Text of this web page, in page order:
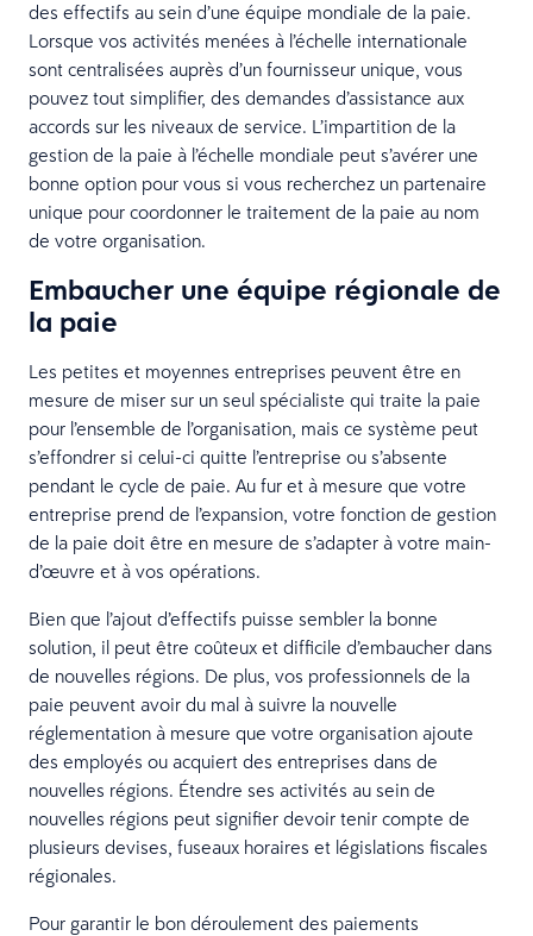
des effectifs au sein d’une équipe mondiale de la paie.
Lorsque vos activités menées à l’échelle internationale
sont centralisées auprès d’un fournisseur unique, vous
pouvez tout simplifier, des demandes d’assistance aux
accords sur les niveaux de service. L’impartition de la
gestion de la paie à l’échelle mondiale peut s’avérer une
bonne option pour vous si vous recherchez un partenaire
unique pour coordonner le traitement de la paie au nom
de votre organisation.
Embaucher une équipe régionale de
la paie
Les petites et moyennes entreprises peuvent être en
mesure de miser sur un seul spécialiste qui traite la paie
pour l’ensemble de l’organisation, mais ce système peut
s’effondrer si celui-ci quitte l’entreprise ou s’absente
pendant le cycle de paie. Au fur et à mesure que votre
entreprise prend de l’expansion, votre fonction de gestion
de la paie doit être en mesure de s’adapter à votre main-
d’œuvre et à vos opérations.
Bien que l’ajout d’effectifs puisse sembler la bonne
solution, il peut être coûteux et difficile d’embaucher dans
de nouvelles régions. De plus, vos professionnels de la
paie peuvent avoir du mal à suivre la nouvelle
réglementation à mesure que votre organisation ajoute
des employés ou acquiert des entreprises dans de
nouvelles régions. Étendre ses activités au sein de
nouvelles régions peut signifier devoir tenir compte de
plusieurs devises, fuseaux horaires et législations fiscales
régionales.
Pour garantir le bon déroulement des paiements